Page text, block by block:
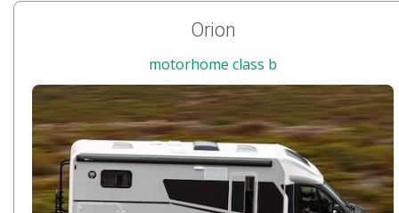
Orion
motorhome class b